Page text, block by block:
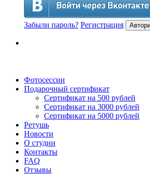
Забыли пароль? Регистрация
Фотосессии
Подарочный сертификат
Сертификат на 500 рублей
Сертификат на 3000 рублей
Сертификат на 5000 рублей
Ретушь
Новости
О студии
Контакты
FAQ
Отзывы